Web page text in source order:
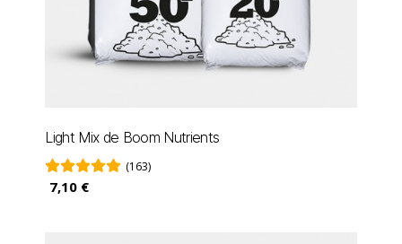
Light Mix de Boom Nutrients
(163)
7,10 €